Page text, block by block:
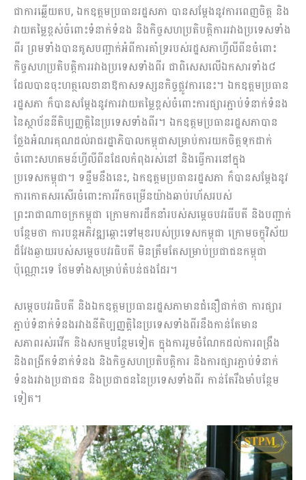
ជាការឆ្លើយតប, ឯកឧត្តមប្រធានរដ្ឋសភា បានសម្ដែងនូវការពេញចិត្ត និង
វាយតម្លៃខ្ពស់ចំពោះទំនាក់ទំនង និងកិច្ចសហប្រតិបត្តិការរវាងប្រទេសទាំង
ពីរ ព្រមទាំងបានគូសបញ្ជាក់អំពីការគាំទ្ររបស់រដ្ឋសភាហ្វីលីពីនចំពោះ
កិច្ចសហប្រតិបត្តិការរវាងប្រទេសទាំងពីរ ជាពិសេសលេីឯកសារទាំង៨
ដែលបានចុះហត្ថលេខានាឱកាសទស្សនកិច្ចផ្លូវការនេះ។ ឯកឧត្តមប្រធាន
រដ្ឋសភា ក៏បានសម្ដែងនូវការវាយតម្លៃខ្ពស់ចំពោះការផ្សារភ្ជាប់ទំនាក់ទំនង
នៃស្ថាប័ននីតិប្បញ្ញត្តិនៃប្រទេសទាំងពីរ។ ឯកឧត្តមប្រធានរដ្ឋសភាបាន
ថ្លែងអំណរគុណដល់រាជរដ្ឋាភិបាលកម្ពុជាសម្រាប់ការយកចិត្តទុកដាក់
ចំពោះសហគមន៍ហ្វីលីពីនដែលកំពុងរស់នៅ និងធ្វើការនៅក្នុង
ប្រទេសកម្ពុជា។ ទន្ទឹមនឹងនេះ, ឯកឧត្តមប្រធានរដ្ឋសភា ក៏បានសម្ដែងនូវ
ការកោតសរសើរចំពោះការរីកចម្រើនយ៉ាងឆាប់រហ័សរបស់
ព្រះរាជាណាចក្រកម្ពុជា ក្រោមការដឹកនាំរបស់សម្ដេចបវរធីបតី និងបញ្ជាក់
បន្ថែមថា ការបន្តអភិវឌ្ឍឆ្ពោះទៅមុខរបស់ប្រទេសកម្ពុជា ក្រោមចក្ខុវិស័យ
ដ៏វែងឆ្ងាយរបស់សម្តេចបវរធិបតី មិនត្រឹមតែសម្រាប់ប្រជាជនកម្ពុជា
ប៉ុណ្ណោះទេ ថែមទាំងសម្រាប់តំបន់ផងដែរ។
សម្ដេចបវរធិបតី និងឯកឧត្តមប្រធានរដ្ឋសភាមានជំនឿជាក់ថា ការផ្សារ
ភ្ជាប់ទំនាក់ទំនងរវាងនីតិប្បញ្ញត្តិនៃប្រទេសទាំងពីរនឹងកាន់តែមាន
សភាពរស់រវើក និងសកម្មបន្ថែមទៀត ក្នុងការរួមចំណែកដល់ការពង្រឹង
និងពង្រីកទំនាក់ទំនង និងកិច្ចសហប្រតិបត្តិការ និងការផ្សារភ្ជាប់ទំនាក់
ទំនងរវាងប្រជាជន និងប្រជាជននៃប្រទេសទាំងពីរ កាន់តែរឹងមាំបន្ថែម
ទៀត។